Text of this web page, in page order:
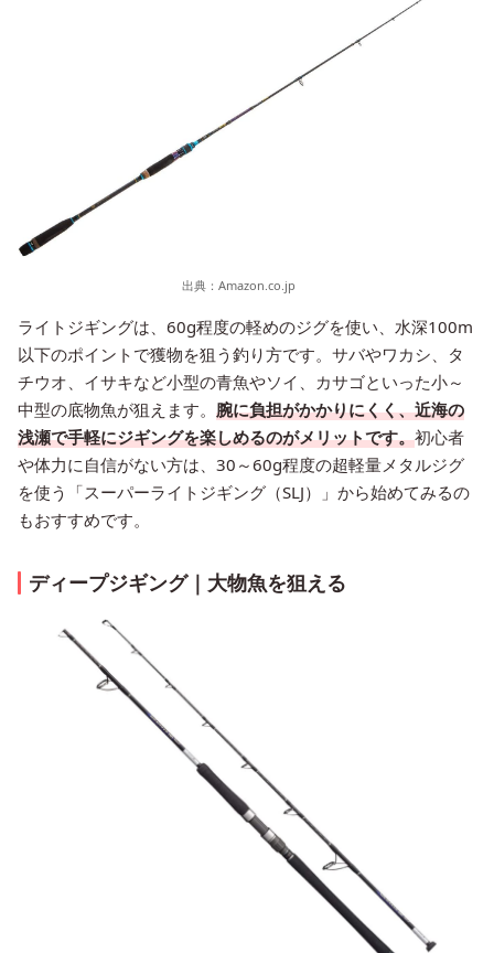
出典： Amazon.co.jp
ライトジギングは、60g程度の軽めのジグを使い、水深100m
以下のポイントで獲物を狙う釣り方です。サバやワカシ、タ
チウオ、イサキなど小型の青魚やソイ、カサゴといった小～
中型の底物魚が狙えます。 腕に負担がかかりにくく、近海の
浅瀬で手軽にジギングを楽しめるのがメリットです。初心者
や体力に自信がない方は、30～60g程度の超軽量メタルジグ
を使う「スーパーライトジギング（SLJ）」から始めてみるの
もおすすめです。
ディープジギング｜大物魚を狙える